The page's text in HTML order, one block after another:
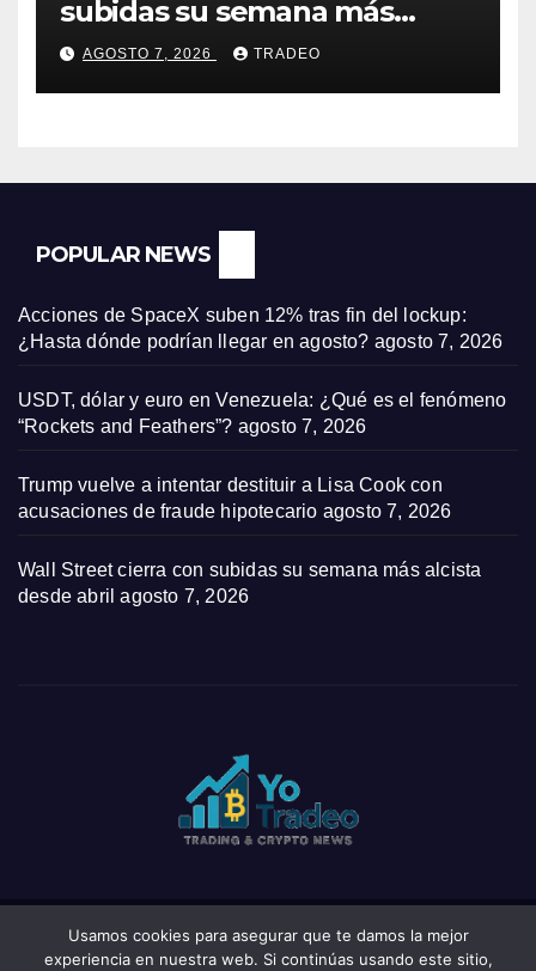
subidas su semana más
alcista desde abril
AGOSTO 7, 2026 TRADEO
POPULAR NEWS
Acciones de SpaceX suben 12% tras fin del lockup:
¿Hasta dónde podrían llegar en agosto? agosto 7, 2026
USDT, dólar y euro en Venezuela: ¿Qué es el fenómeno
“Rockets and Feathers”? agosto 7, 2026
Trump vuelve a intentar destituir a Lisa Cook con
acusaciones de fraude hipotecario agosto 7, 2026
Wall Street cierra con subidas su semana más alcista
desde abril agosto 7, 2026
Funciona gracias a WordPress|Tema: News Click deThemeansar
Usamos cookies para asegurar que te damos la mejor
experiencia en nuestra web. Si continúas usando este sitio,